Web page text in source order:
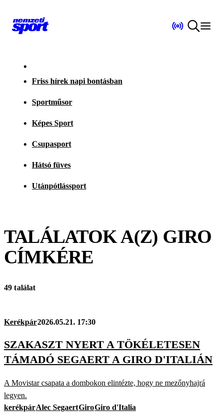
Friss hírek napi bontásban
Sportműsor
Képes Sport
Csupasport
Hátsó füves
Utánpótlássport
TALÁLATOK A(Z) GIRO
CÍMKÉRE
49 találat
Kerékpár2026.05.21. 17:30
SZAKASZT NYERT A TÖKÉLETESEN
TÁMADÓ SEGAERT A GIRO D'ITALIÁN
A Movistar csapata a dombokon elintézte, hogy ne mezőnyhajrá
legyen.
kerékpárAlec SegaertGiroGiro d'Italia